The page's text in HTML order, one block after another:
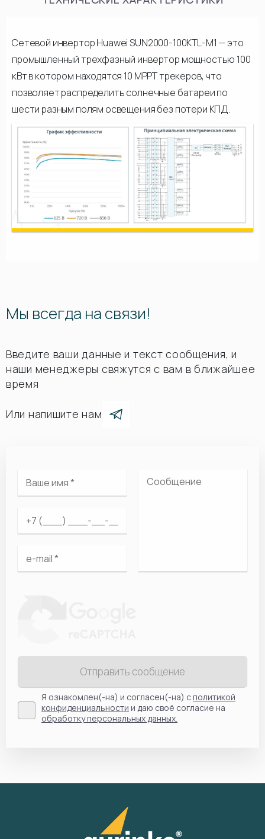
Сетевой инвертор Huawei SUN2000-100KTL-M1 — это
промышленный трехфазный инвертор мощностью 100
кВт в котором находятся 10 MPPT трекеров, что
позволяет распределить солнечные батареи по
шести разным полям освещения без потери КПД.
Мы всегда на связи!
Введите ваши данные и текст сообщения, и
наши менеджеры свяжутся с вам в ближайшее
время
Или напишите нам
Отправить сообщение
Я ознакомлен(-на) и согласен(-на) сполитикой
конфиденциальности и даю своё согласие на
обработку персональных данных.